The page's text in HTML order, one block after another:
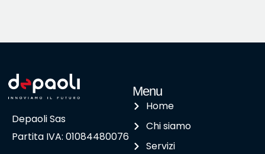
Depaoli Sas
Partita IVA: 01084480076
Menu
Home
Chi siamo
Servizi